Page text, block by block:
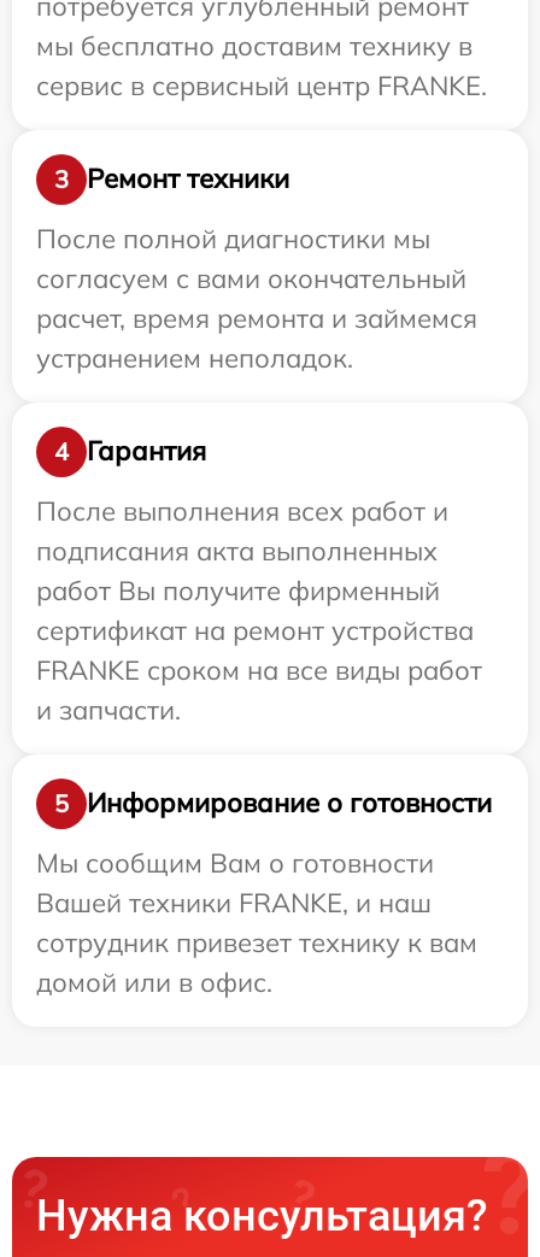
мы бесплатно доставим технику в
сервис в сервисный центр FRANKE.
3
Ремонт техники
После полной диагностики мы
согласуем с вами окончательный
расчет, время ремонта и займемся
устранением неполадок.
4
Гарантия
После выполнения всех работ и
подписания акта выполненных
работ Вы получите фирменный
сертификат на ремонт устройства
FRANKE сроком на все виды работ
и запчасти.
5
Информирование о готовности
Мы сообщим Вам о готовности
Вашей техники FRANKE, и наш
сотрудник привезет технику к вам
домой или в офис.
Нужна консультация?